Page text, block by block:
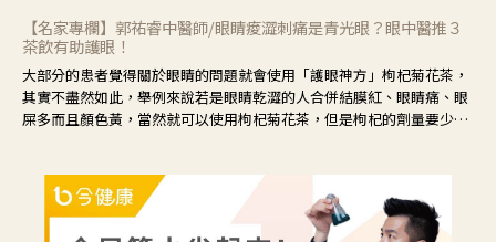
【名家專欄】郭祐睿中醫師/眼睛痠澀刺痛是青光眼？眼中醫推３
茶飲有助護眼！
大部分的患者覺得關於眼睛的問題就會使用「護眼神方」枸杞菊花茶，
其實不盡然如此，舉例來說若是眼睛乾澀的人合併結膜紅、眼睛痛、眼
屎多而且顏色黃，當然就可以使用枸杞菊花茶，但是枸杞的劑量要少，
候就要使用菊花、金銀花來治療；假如單純的眼睛乾澀，結膜沒有紅，
眼睛周圍沒有眼屎，這種情況是屬於「陰虛」，就可以使用枸杞、蓮
藕、麥門冬、山藥等比較滋潤的藥材，效果就更顯著。